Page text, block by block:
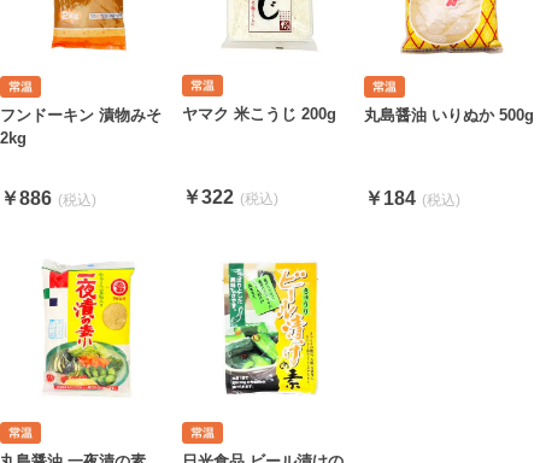
フンドーキン 漬物みそ
2kg
￥886
ヤマク 米こうじ 200g
￥322
丸島醤油 いりぬか 500g
￥184